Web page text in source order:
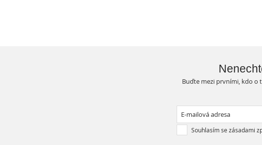
Buďte mezi prvními, kdo o
Souhlasím se zásadami